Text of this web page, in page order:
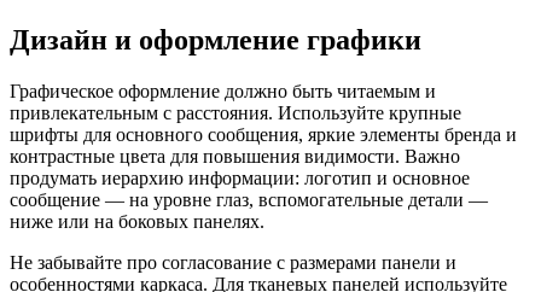
Дизайн и оформление графики
Графическое оформление должно быть читаемым и
привлекательным с расстояния. Используйте крупные
шрифты для основного сообщения, яркие элементы бренда и
контрастные цвета для повышения видимости. Важно
продумать иерархию информации: логотип и основное
сообщение — на уровне глаз, вспомогательные детали —
ниже или на боковых панелях.
Не забывайте про согласование с размерами панели и
особенностями каркаса. Для тканевых панелей используйте